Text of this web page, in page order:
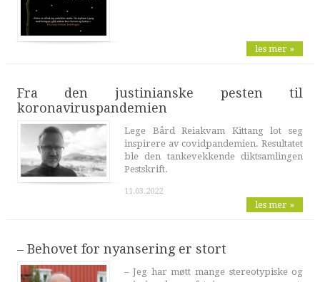
les mer »
Fra den justinianske pesten til
koronaviruspandemien
Lege Bård Reiakvam Kittang lot seg
inspirere av covidpandemien. Resultatet
ble den tankevekkende diktsamlingen
Pestskrift.
11.03.2022
les mer »
– Behovet for nyansering er stort
– Jeg har møtt mange stereotypiske og